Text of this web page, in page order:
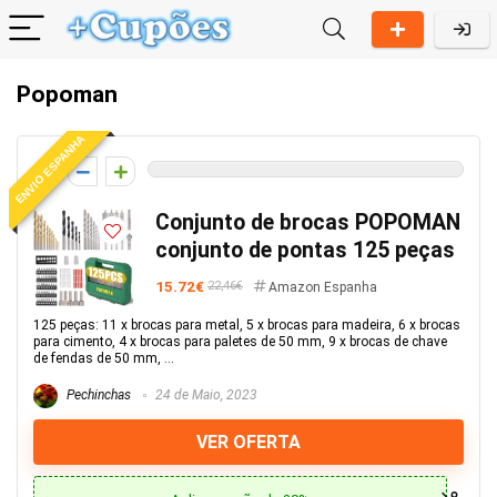
Popoman
ENVIO ESPANHA
0
Conjunto de brocas POPOMAN
conjunto de pontas 125 peças
15.72€ 22,46€ Amazon Espanha
125 peças: 11 x brocas para metal, 5 x brocas para madeira, 6 x brocas
para cimento, 4 x brocas para paletes de 50 mm, 9 x brocas de chave
de fendas de 50 mm, ...
Pechinchas 24 de Maio, 2023
VER OFERTA